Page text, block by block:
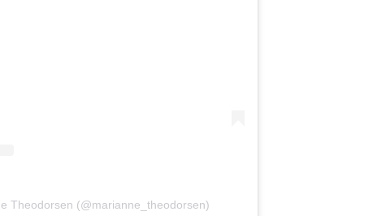
Theodorsen (@marianne_theodorsen)